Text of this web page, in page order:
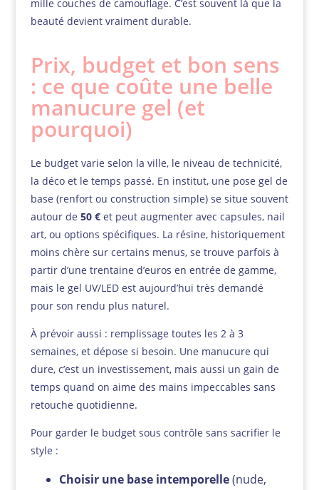
mille couches de camouflage. C’est souvent là que la
beauté devient vraiment durable.
Prix, budget et bon sens
: ce que coûte une belle
manucure gel (et
pourquoi)
Le budget varie selon la ville, le niveau de technicité,
la déco et le temps passé. En institut, une pose gel de
base (renfort ou construction simple) se situe souvent
autour de 50 €et peut augmenter avec capsules, nail
art, ou options spécifiques. La résine, historiquement
moins chère sur certains menus, se trouve parfois à
partir d’une trentaine d’euros en entrée de gamme,
mais le gel UV/LED est aujourd’hui très demandé
pour son rendu plus naturel.
À prévoir aussi : remplissage toutes les 2 à 3
semaines, et dépose si besoin. Une manucure qui
dure, c’est un investissement, mais aussi un gain de
temps quand on aime des mains impeccables sans
retouche quotidienne.
Pour garder le budget sous contrôle sans sacrifier le
style :
Choisir une base intemporelle(nude,